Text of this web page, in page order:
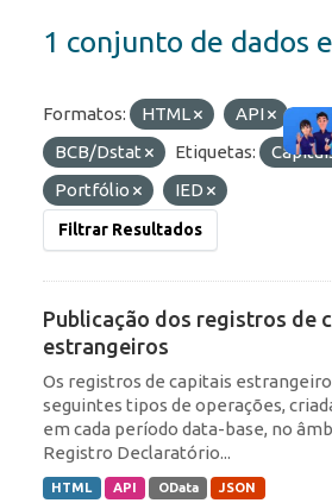
1 conjunto de dados
Formatos: HTML API
BCB/Dstat
Etiquetas:
Portfólio
IED
Filtrar Resultados
Publicação dos registros de
estrangeiros
Os registros de capitais
seguintes tipos de operações,
em cada período data-base, no
Registro Declaratório...
HTML API OData JSON